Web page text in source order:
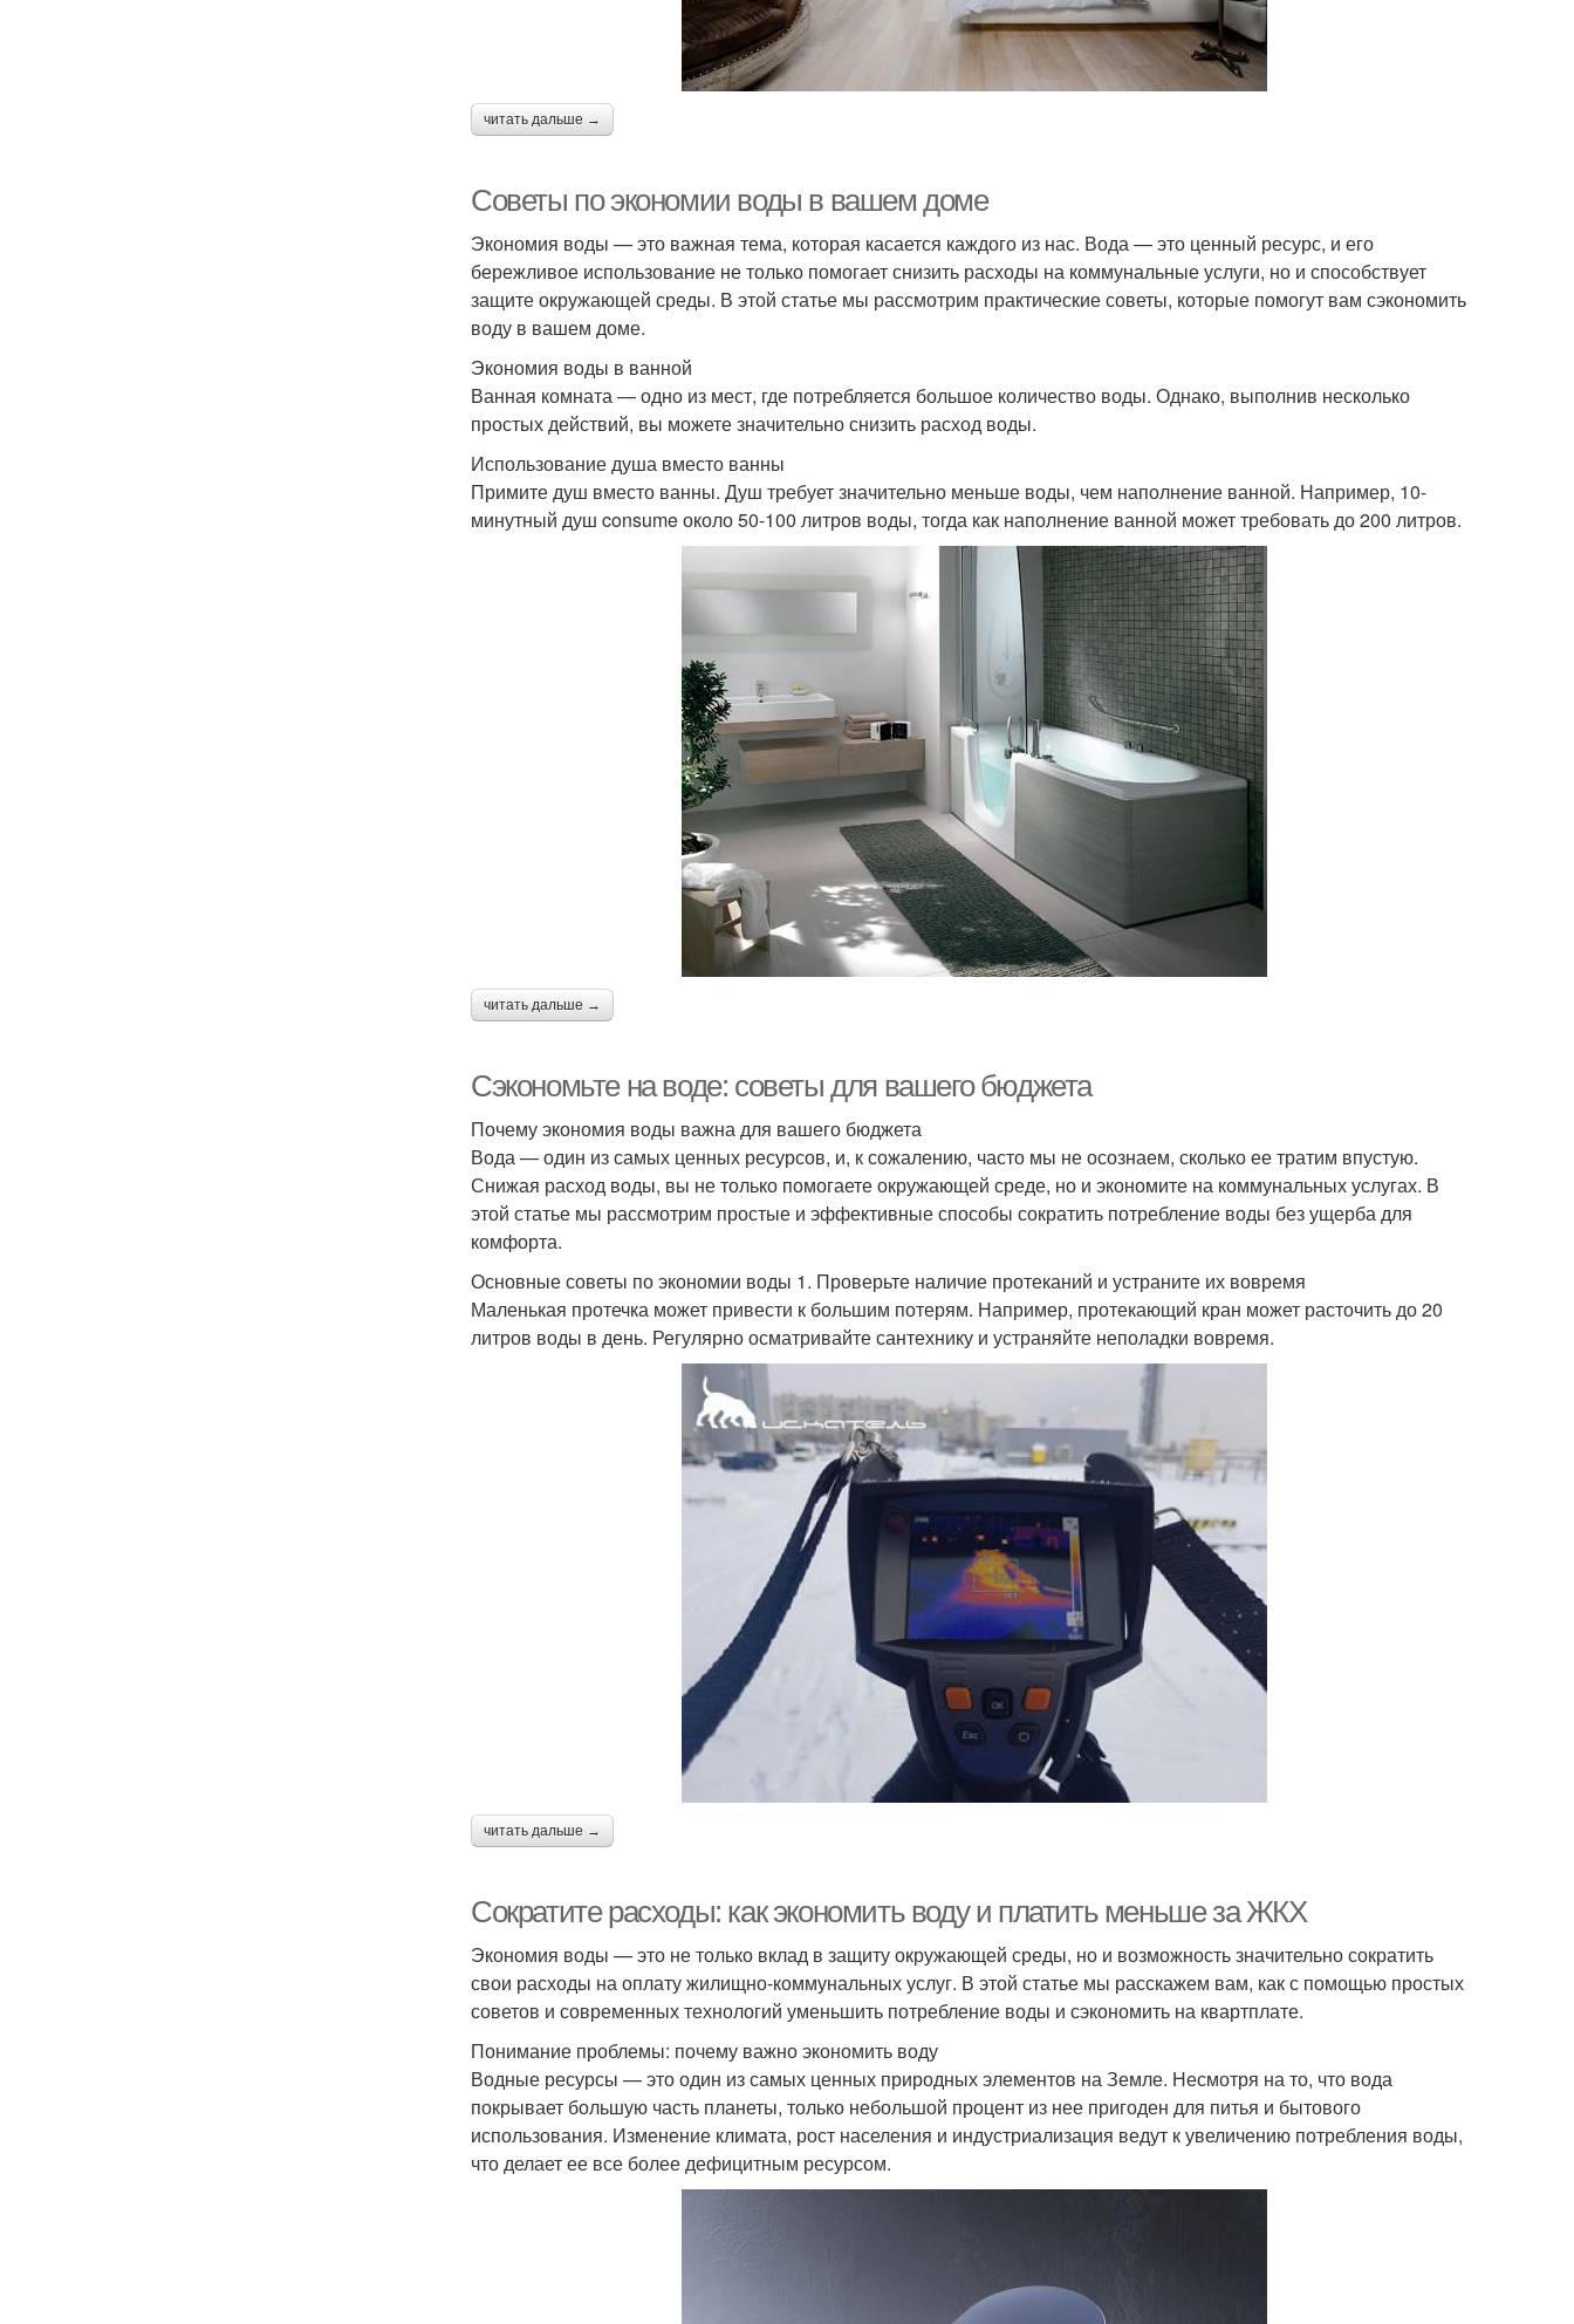
читать дальше →
Советы по экономии воды в вашем доме
Экономия воды — это важная тема, которая касается каждого из нас. Вода — это ценный ресурс, и его
бережливое использование не только помогает снизить расходы на коммунальные услуги, но и способствует
защите окружающей среды. В этой статье мы рассмотрим практические советы, которые помогут вам сэкономить
воду в вашем доме.
Экономия воды в ванной
Ванная комната — одно из мест, где потребляется большое количество воды. Однако, выполнив несколько
простых действий, вы можете значительно снизить расход воды.
Использование душа вместо ванны
Примите душ вместо ванны. Душ требует значительно меньше воды, чем наполнение ванной. Например, 10-
минутный душ consume около 50-100 литров воды, тогда как наполнение ванной может требовать до 200 литров.
читать дальше →
Сэкономьте на воде: советы для вашего бюджета
Почему экономия воды важна для вашего бюджета
Вода — один из самых ценных ресурсов, и, к сожалению, часто мы не осознаем, сколько ее тратим впустую.
Снижая расход воды, вы не только помогаете окружающей среде, но и экономите на коммунальных услугах. В
этой статье мы рассмотрим простые и эффективные способы сократить потребление воды без ущерба для
комфорта.
Основные советы по экономии воды 1. Проверьте наличие протеканий и устраните их вовремя
Маленькая протечка может привести к большим потерям. Например, протекающий кран может расточить до 20
литров воды в день. Регулярно осматривайте сантехнику и устраняйте неполадки вовремя.
читать дальше →
Сократите расходы: как экономить воду и платить меньше за ЖКХ
Экономия воды — это не только вклад в защиту окружающей среды, но и возможность значительно сократить
свои расходы на оплату жилищно-коммунальных услуг. В этой статье мы расскажем вам, как с помощью простых
советов и современных технологий уменьшить потребление воды и сэкономить на квартплате.
Понимание проблемы: почему важно экономить воду
Водные ресурсы — это один из самых ценных природных элементов на Земле. Несмотря на то, что вода
покрывает большую часть планеты, только небольшой процент из нее пригоден для питья и бытового
использования. Изменение климата, рост населения и индустриализация ведут к увеличению потребления воды,
что делает ее все более дефицитным ресурсом.